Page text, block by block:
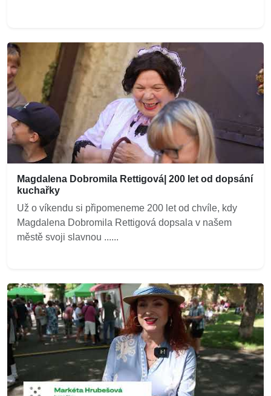
Magdalena Dobromila Rettigová| 200 let od dopsání
kuchařky
Už o víkendu si připomeneme 200 let od chvíle, kdy
Magdalena Dobromila Rettigová dopsala v našem
městě svoji slavnou ......